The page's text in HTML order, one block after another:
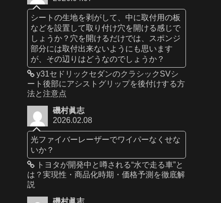
シートの生地を剥がして、中に取付用の板
などを設置して取り付け穴を開ける感じで
しょうか？穴を開けるだけでは、スポンジ
部分には取付出来ないようにも思います
が、その辺りはどうなのでしょうか？
y31セドリックセダンのクラシックSVシ
ート後部にアシストグリップを後付けする方
法と注意点
磯村眞志
2026.02.08
光ファイバーレーザーでワイパーなくせな
いか？
トヨタが開発中と噂される“水で走る車”と
は？実現性・商品化時期・価格予測を徹底解
説